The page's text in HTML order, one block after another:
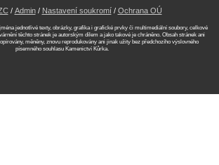
/ Admin/ Nastavení soukromí/ Ochrana OÚ
jednotlivé texty, obrázky, grafika i grafické prvky či multimediální soubory, celkové
těchto stránek je autorským dílem a jako takové je chráněno. Obsah stránek ani
měněny, znovu reprodukovány ani jinak užity bez předchozího výslovného
písemného souhlasu Kamenictví Kůrka.